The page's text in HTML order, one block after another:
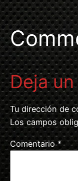
Deja
Tu dirección de
Los campos
Comentario*